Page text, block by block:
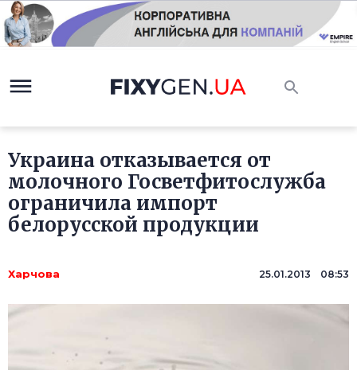
Украина отказывается от
молочного Госветфитослужба
ограничила импорт
белорусской продукции
Харчова 25.01.2013 08:53